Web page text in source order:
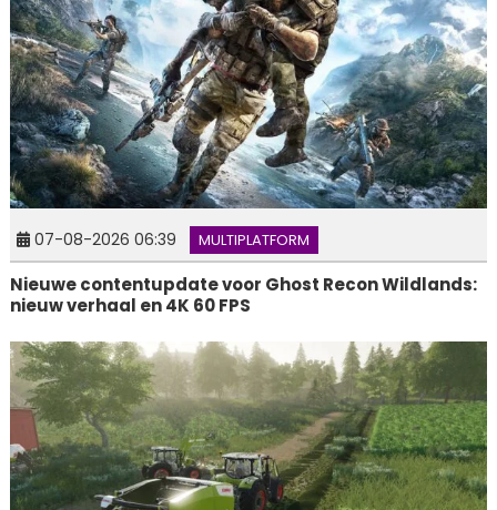
07-08-2026 06:39 MULTIPLATFORM
Nieuwe contentupdate voor Ghost Recon Wildlands:
nieuw verhaal en 4K 60 FPS